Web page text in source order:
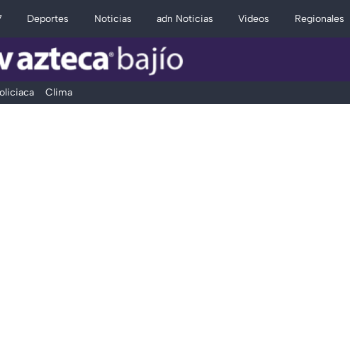
Deportes Noticias adn Noticias Videos Regionales
Clima